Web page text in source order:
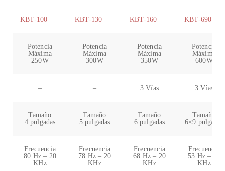
KBT-100 KBT-130 KBT-160 KBT-690
Potencia
Máxima
250W
Potencia
Máxima
300W
Potencia
Máxima
350W
Potencia
Máxima
600W
– – 3 Vías 3 Vías
Tamaño
4 pulgadas
Tamaño
5 pulgadas
Tamaño
6 pulgadas
Tamaño
6×9 pulgadas
Frecuencia
80 Hz – 20
KHz
Frecuencia
78 Hz – 20
KHz
Frecuencia
68 Hz – 20
KHz
Frecuencia
53 Hz – 20
KHz